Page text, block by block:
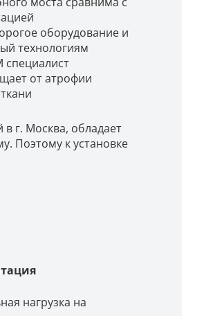
оборудование и
технологиям
специалист
от атрофии
г. Москва, обладает
Поэтому к установке
нагрузка на